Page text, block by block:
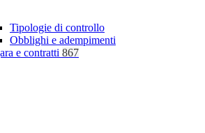
Tipologie di controllo
Obblighi e adempimenti
e contratti 867